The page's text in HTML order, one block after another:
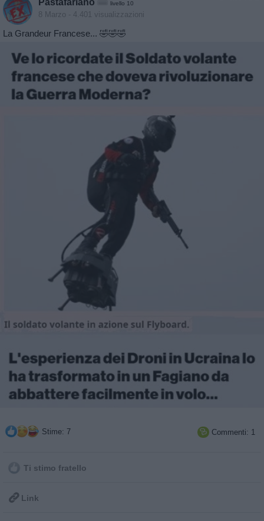
livello 10
8 Marzo - 4.401 visualizzazioni
La Grandeur Francese... 🤣🤣🤣
Stime: 7  Commenti: 1
Ti stimo fratello
 Link